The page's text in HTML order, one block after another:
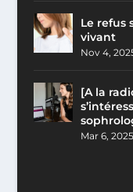
Le refus
vivant
Nov 4,
[A la
Mar 6, 2025